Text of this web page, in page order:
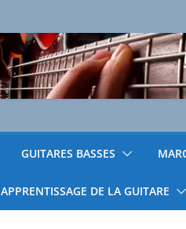
GUITARES BASSES
APPRENTISSAGE DE LA GUITARE